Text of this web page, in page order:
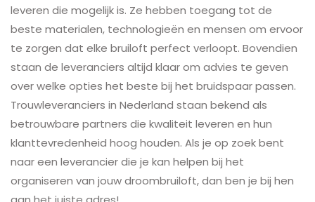
leveren die mogelijk is. Ze hebben toegang tot de
beste materialen, technologieën en mensen om ervoor
te zorgen dat elke bruiloft perfect verloopt. Bovendien
staan ​​de leveranciers altijd klaar om advies te geven
over welke opties het beste bij het bruidspaar passen.
Trouwleveranciers in Nederland staan bekend als
betrouwbare partners die kwaliteit leveren en hun
klanttevredenheid hoog houden. Als je op zoek bent
naar een leverancier die je kan helpen bij het
organiseren van jouw droombruiloft, dan ben je bij hen